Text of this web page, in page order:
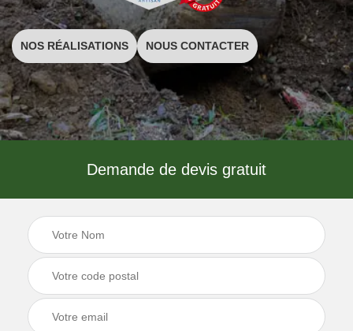
NOS RÉALISATIONS NOUS CONTACTER
Demande de devis gratuit